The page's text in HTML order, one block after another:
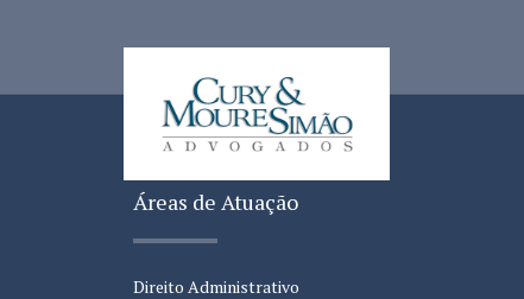
Áreas de Atuação
Direito Administrativo